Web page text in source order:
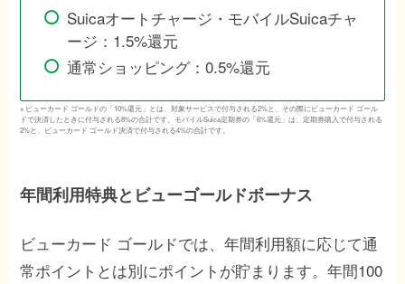
Suicaオートチャージ・モバイルSuicaチャ
ージ：1.5%還元
通常ショッピング：0.5%還元
※ ビューカード ゴールドの「10%還元」とは、対象サービスで付与される2%と、その際にビューカード ゴール
ドで決済したときに付与される8%の合計です。モバイルSuica定期券の「6%還元」は、定期券購入で付与される
2%と、ビューカード ゴールド決済で付与される4%の合計です。
年間利用特典とビューゴールドボーナス
ビューカード ゴールドでは、年間利用額に応じて通
常ポイントとは別にポイントが貯まります。年間100